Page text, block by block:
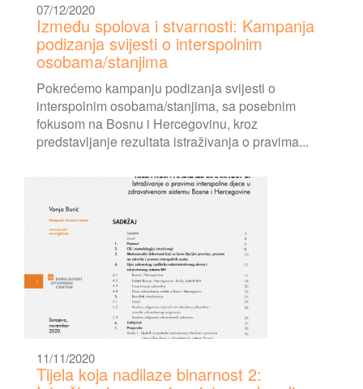
07/12/2020
Između spolova i stvarnosti: Kampanja
podizanja svijesti o interspolnim
osobama/stanjima
Pokrećemo kampanju podizanja svijesti o
interspolnim osobama/stanjima, sa posebnim
fokusom na Bosnu i Hercegovinu, kroz
predstavljanje rezultata istraživanja o pravima...
11/11/2020
Tijela koja nadilaze binarnost 2: